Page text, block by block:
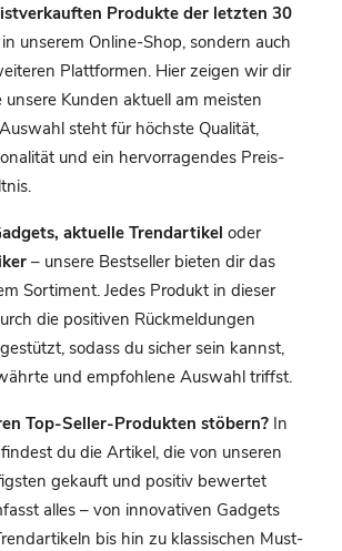
Produkte der letzten 30
unserem Online-Shop, sondern auch
Plattformen. Hier zeigen wir dir
Kunden aktuell am meisten
steht für höchste Qualität,
und ein hervorragendes Preis-
aktuelle Trendartikel oder
– unsere Bestseller bieten dir das
Sortiment. Jedes Produkt in dieser
die positiven Rückmeldungen
sodass du sicher sein kannst,
und empfohlene Auswahl triffst.
Top-Seller-Produkten stöbern? In
du die Artikel, die von unseren
gekauft und positiv bewertet
alles – von innovativen Gadgets
bis hin zu klassischen Must-